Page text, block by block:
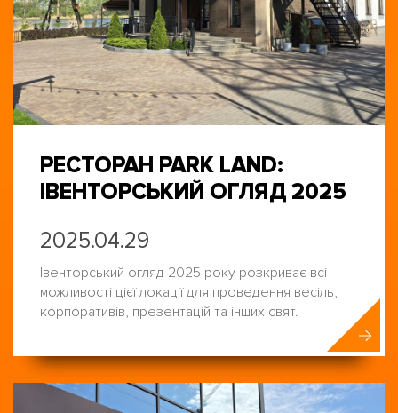
РЕСТОРАН PARK LAND:
ІВЕНТОРСЬКИЙ ОГЛЯД 2025
2025.04.29
Івенторський огляд 2025 року розкриває всі
можливості цієї локації для проведення весіль,
корпоративів, презентацій та інших свят.